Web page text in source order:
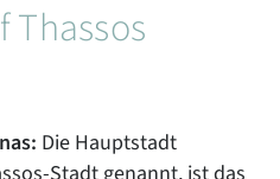
Thassos
Die Hauptstadt